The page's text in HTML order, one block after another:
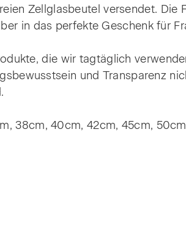
Zellglasbeutel versendet. Die
in das perfekte Geschenk für
die wir tagtäglich
und Transparenz
38cm, 40cm, 42cm, 45cm,